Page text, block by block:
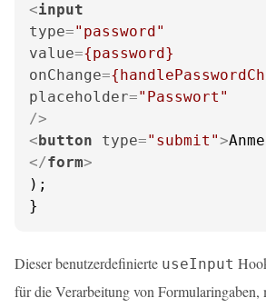
<input
type="password"
value={password}
onChange=
placeholder="Passwort"
/>
<button type="submit">
</form>
);
}
Dieser benutzerdefinierte useInput
für die Verarbeitung von Formularingaben,